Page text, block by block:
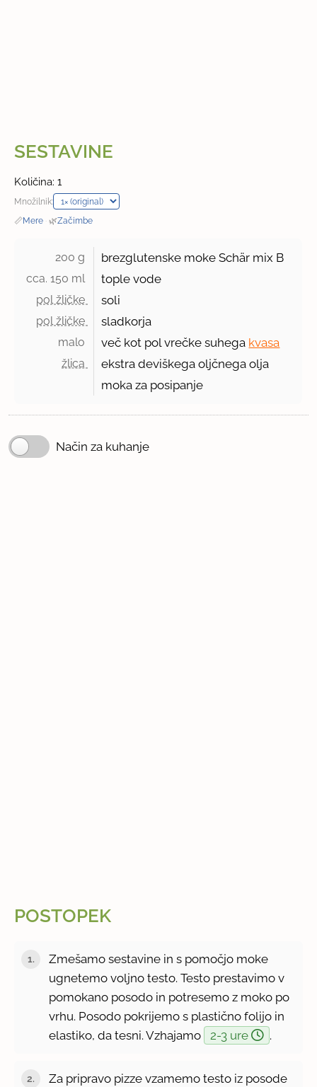
SESTAVINE
Količina: 1
Množilnik:
📏Mere · 🌿Začimbe
200 g brezglutenske moke Schär mix B
cca. 150 ml tople vode
pol žličke soli
pol žličke sladkorja
malo več kot pol vrečke suhega kvasa
žlica
ekstra deviškega oljčnega olja
moka za posipanje
Način za kuhanje
POSTOPEK
Zmešamo sestavine in s pomočjo moke
ugnetemo voljno testo. Testo prestavimo v
pomokano posodo in potresemo z moko po
vrhu. Posodo pokrijemo s plastično folijo in
elastiko, da tesni. Vzhajamo
2-3 ure .
Za pripravo pizze vzamemo testo iz posode